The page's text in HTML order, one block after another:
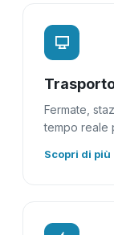
Fermate,
tempo reale
Scopri di più